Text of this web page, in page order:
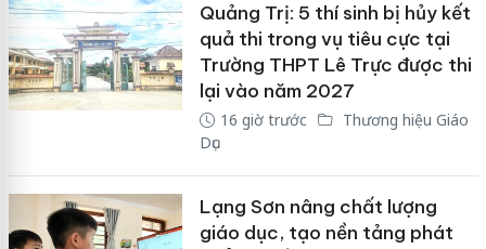
Quảng Trị: 5 thí sinh bị hủy kết
quả thi trong vụ tiêu cực tại
Trường THPT Lê Trực được thi
lại vào năm 2027
16 giờ trước
Thương hiệu Giáo
Dục
Lạng Sơn nâng chất lượng
giáo dục, tạo nền tảng phát